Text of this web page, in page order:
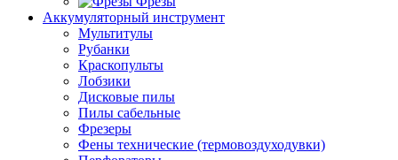
Аккумуляторный инструмент
Мультитулы
Рубанки
Краскопульты
Лобзики
Дисковые пилы
Пилы сабельные
Фрезеры
Фены технические (термовоздуходувки)